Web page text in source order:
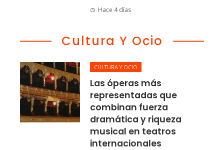
Hace 4 días
Cultura Y Ocio
CULTURA Y OCIO
Las óperas más
representadas que
combinan fuerza
dramática y riqueza
musical en teatros
internacionales